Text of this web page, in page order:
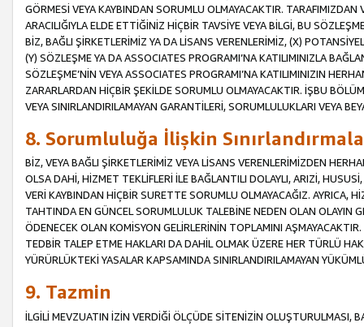
GÖRMESİ VEYA KAYBINDAN SORUMLU OLMAYACAKTIR.
ARACILIĞIYLA ELDE ETTİĞİNİZ HİÇBİR TAVSİYE VEYA BİLGİ, BU
BİZ, BAĞLI ŞİRKETLERİMİZ YA DA LİSANS VERENLERİMİZ, (X)
(Y) SÖZLEŞME YA DA ASSOCIATES PROGRAMI’NA KATILIMINIZLA
SÖZLEŞME’NİN VEYA ASSOCIATES PROGRAMI’NA KATILIMINIZIN
ZARARLARDAN HİÇBİR ŞEKİLDE SORUMLU OLMAYACAKTIR. İŞBU
VEYA SINIRLANDIRILAMAYAN GARANTİLERİ, SORUMLULUKLARI VEYA
8. Sorumluluğa İlişkin
BİZ, VEYA BAĞLI ŞİRKETLERİMİZ VEYA LİSANS VERENLERİMİZDEN
OLSA DAHİ, HİZMET TEKLİFLERİ İLE BAĞLANTILI DOLAYLI, ARIZİ,
VERİ KAYBINDAN HİÇBİR SURETTE SORUMLU OLMAYACAĞIZ. AYRICA,
TAHTINDA EN GÜNCEL SORUMLULUK TALEBİNE NEDEN OLAN OLAYIN
ÖDENECEK OLAN KOMİSYON GELİRLERİNİN TOPLAMINI
TEDBİR TALEP ETME HAKLARI DA DAHİL OLMAK ÜZERE HER TÜRLÜ
YÜRÜRLÜKTEKİ YASALAR KAPSAMINDA SINIRLANDIRILAMAYAN
9. Tazmin
İLGİLİ MEVZUATIN İZİN VERDİĞİ ÖLÇÜDE SİTENİZİN OLUŞTURULMASI,